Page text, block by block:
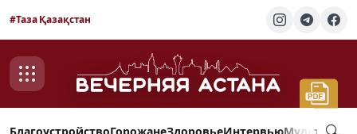
#Таза Қазақстан
БлагоустройствоГорожанеЗдоровьеИнтервью